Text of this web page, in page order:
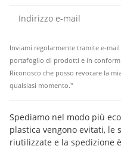
Inviami regolarmente tramite e-
portafoglio di prodotti e in
Riconosco che posso revocare la
qualsiasi momento."
Spediamo nel modo più
plastica vengono evitati, le
riutilizzate e la spedizione